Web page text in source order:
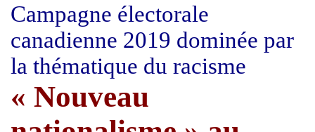
Campagne électorale
canadienne 2019 dominée par
la thématique du racisme
« Nouveau